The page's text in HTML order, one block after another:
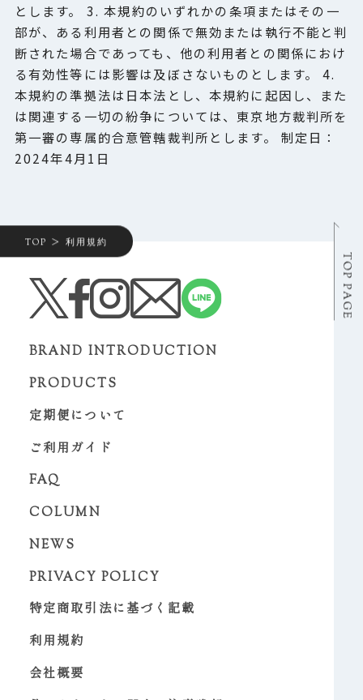
とします。 3. 本規約のいずれかの条項またはその一
部が、ある利用者との関係で無効または執行不能と判
断された場合であっても、他の利用者との関係におけ
る有効性等には影響は及ぼさないものとします。 4.
本規約の準拠法は日本法とし、本規約に起因し、また
は関連する一切の紛争については、東京地方裁判所を
第一審の専属的合意管轄裁判所とします。 制定日：
2024年4月1日
TOP 利用規約
BRAND INTRODUCTION
PRODUCTS
定期便について
ご利用ガイド
FAQ
COLUMN
NEWS
PRIVACY POLICY
特定商取引法に基づく記載
利用規約
会社概要